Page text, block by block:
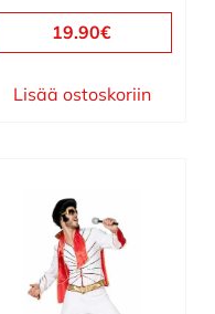
19.90€
Lisää ostoskoriin
tuotteella
useampi
muunnelma.